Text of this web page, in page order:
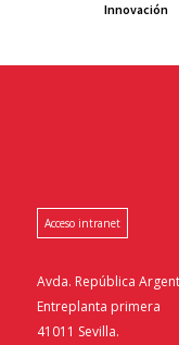
Innovación
Acceso intranet
Avda. República
Entreplanta primera
41011 Sevilla.